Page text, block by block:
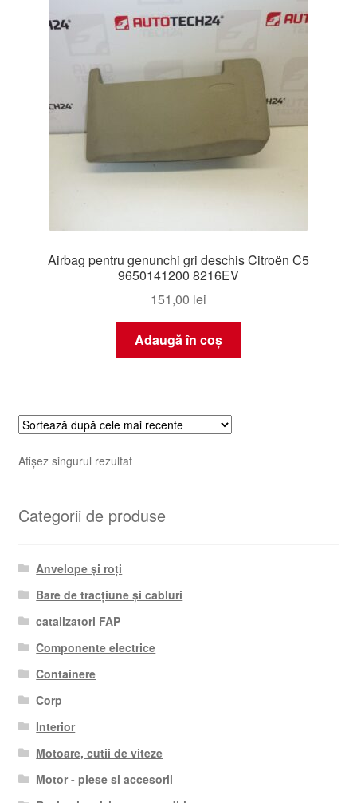
Airbag pentru genunchi gri deschis Citroën C5
9650141200 8216EV
151,00 lei
Adaugă în coș
Afișez singurul rezultat
Categorii de produse
Anvelope și roți
Bare de tracțiune și cabluri
catalizatori FAP
Componente electrice
Containere
Corp
Interior
Motoare, cutii de viteze
Motor - piese si accesorii